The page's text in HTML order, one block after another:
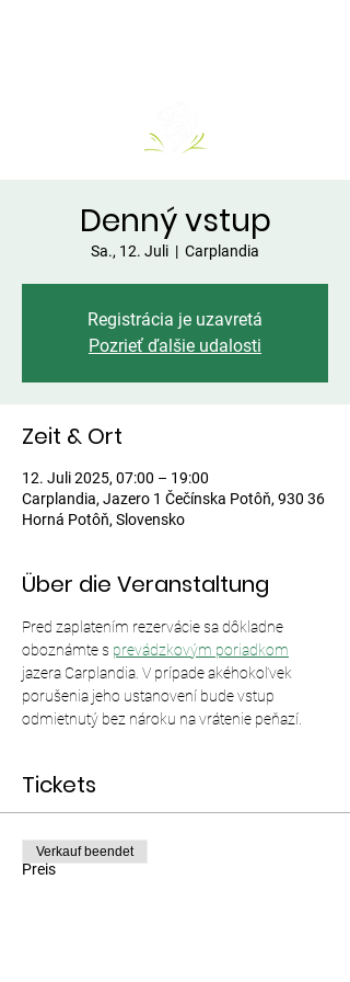
Denný vstup
Sa., 12. Juli
  |
Carplandia
Registrácia je uzavretá
Pozrieť ďalšie udalosti
Zeit & Ort
12. Juli 2025, 07:00 – 19:00
Carplandia, Jazero 1 Čečínska Potôň, 930 36
Horná Potôň, Slovensko
Über die Veranstaltung
Pred zaplatením rezervácie sa dôkladne
oboznámte s prevádzkovým poriadkom
jazera Carplandia. V prípade akéhokoľvek
porušenia jeho ustanovení bude vstup
odmietnutý bez nároku na vrátenie peňazí.
Tickets
Preis
Verkauf beendet